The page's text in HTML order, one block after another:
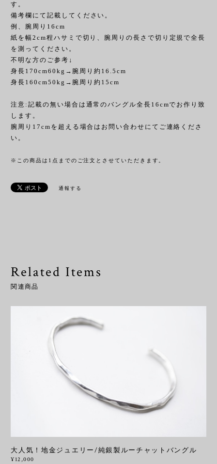
す。
備考欄にて記載してください。
例、腕周り16cm
紙を幅2cm程ハサミで切り、腕周りの長さで切り定規で全長
を測ってください。
不明な方のご参考↓
身長170cm60kg→腕周り約16.5cm
身長160cm50kg→腕周り約15cm
注意:記載の無い場合は通常のバングル全長16cmでお作り致
します。
腕周り17cmを超える場合はお問い合わせにてご連絡くださ
い。
※この商品は1点までのご注文とさせていただきます。
通報する
Related Items
関連商品
大人気！地金ジュエリー/純銀製ルーチャットバングル
¥12,000